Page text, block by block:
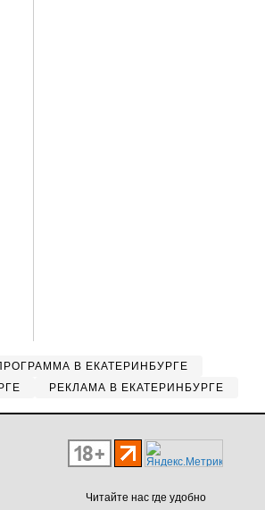
В ЕКАТЕРИНБУРГЕ
РЕКЛАМА В ЕКАТЕРИНБУРГЕ
Читайте нас где удобно